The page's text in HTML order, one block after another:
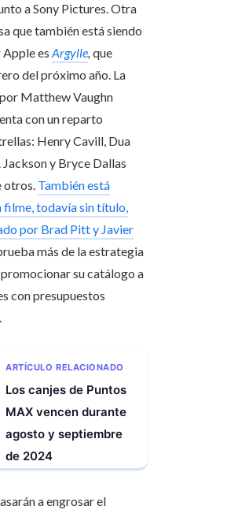
a Sony Pictures. Otra
que también está siendo
es Argylle, que
del próximo año. La
Matthew Vaughn
con un reparto
Henry Cavill, Dua
Jackson y Bryce Dallas
otros. También está
filme, todavía sin título,
por Brad Pitt y Javier
más de la estrategia
su catálogo a
con presupuestos
ARTÍCULO RELACIONADO
Los canjes de Puntos
MAX vencen durante
agosto y septiembre
de 2024
a engrosar el